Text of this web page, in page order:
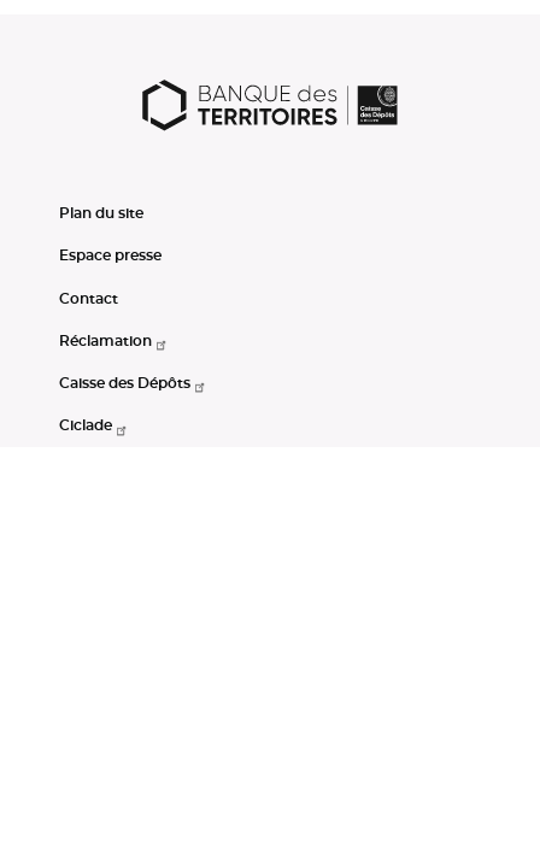
Plan du site
Espace presse
Contact
Réclamation
Caisse des Dépôts
Ciclade